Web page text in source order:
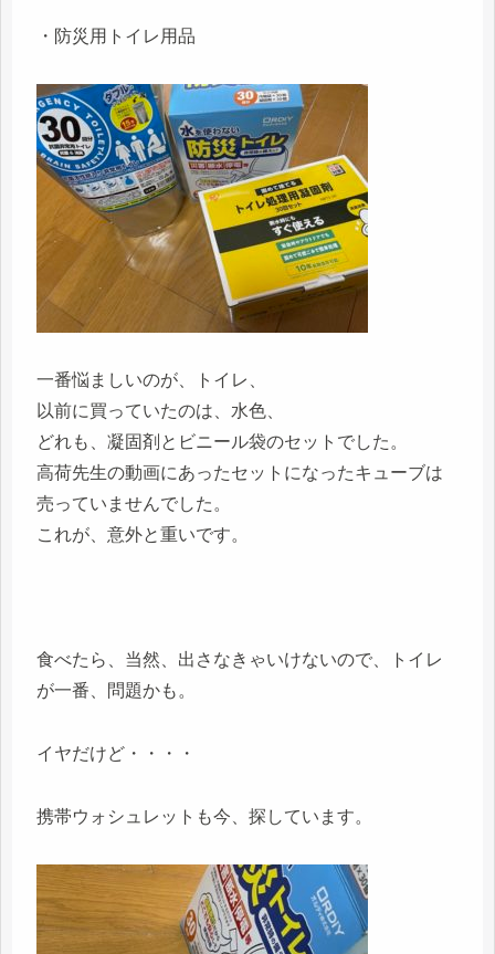
・防災用トイレ用品
一番悩ましいのが、トイレ、
以前に買っていたのは、水色、
どれも、凝固剤とビニール袋のセットでした。
高荷先生の動画にあったセットになったキューブは
売っていませんでした。
これが、意外と重いです。
食べたら、当然、出さなきゃいけないので、トイレ
が一番、問題かも。
イヤだけど・・・・
携帯ウォシュレットも今、探しています。